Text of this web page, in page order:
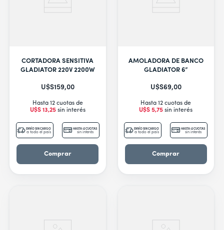
CORTADORA SENSITIVA
GLADIATOR 220V 2200W
U$S159,00
Hasta 12 cuotas de
U$S 13,25sin interés
ENVÍO SIN CARGO
a todo el país
HASTA 12 CUOTAS
sin interés
Comprar
AMOLADORA DE BANCO
GLADIATOR 6”
U$S69,00
Hasta 12 cuotas de
U$S 5,75 sin interés
ENVÍO SIN CARGO
a todo el país
HASTA 12 CUOTAS
sin interés
Comprar